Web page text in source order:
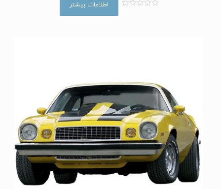
اطلاعات بیشتر